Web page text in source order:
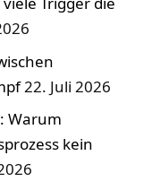
22. Juli 2026
Warum
kein